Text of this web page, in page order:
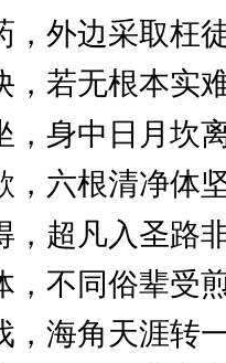
，外边采
，若无根
坐，身中日
，六根清
得，超凡入
体，不同俗
，海角天